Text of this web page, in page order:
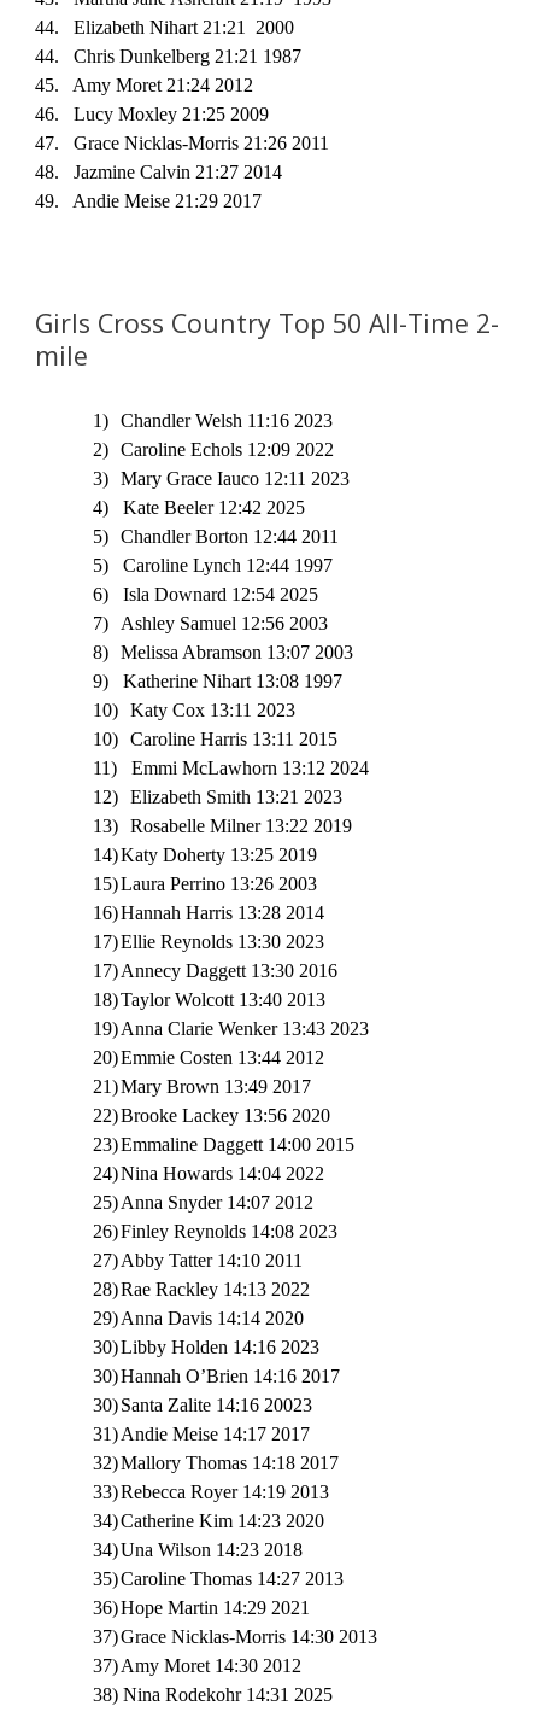
44. Elizabeth Nihart 21:21 2000
44. Chris Dunkelberg 21:21 1987
45. Amy Moret 21:24 2012
46. Lucy Moxley 21:25 2009
47. Grace Nicklas-Morris 21:26 2011
48. Jazmine Calvin 21:27 2014
49. Andie Meise 21:29 2017
Girls Cross Country Top 50 All-Time 2-
mile
1)
Chandler Welsh 11:16 2023
2)
Caroline Echols 12:09 2022
3)
Mary Grace Iauco 12:11 2023
4) Kate Beeler 12:42 2025
5)
Chandler Borton 12:44 2011
5) Caroline Lynch 12:44 1997
6) Isla Downard 12:54 2025
7)
Ashley Samuel 12:56 2003
8)
Melissa Abramson 13:07 2003
9) Katherine Nihart 13:08 1997
10)
Katy Cox 13:11 2023
10)
Caroline Harris 13:11 2015
11) Emmi McLawhorn 13:12 2024
12)
Elizabeth Smith 13:21 2023
13)
Rosabelle Milner 13:22 2019
14)Katy Doherty 13:25 2019
15)Laura Perrino 13:26 2003
16)Hannah Harris 13:28 2014
17)Ellie Reynolds 13:30 2023
17)Annecy Daggett 13:30 2016
18)Taylor Wolcott 13:40 2013
19)Anna Clarie Wenker 13:43 2023
20)Emmie Costen 13:44 2012
21)Mary Brown 13:49 2017
22)Brooke Lackey 13:56 2020
23)Emmaline Daggett 14:00 2015
24)Nina Howards 14:04 2022
25)Anna Snyder 14:07 2012
26)Finley Reynolds 14:08 2023
27)Abby Tatter 14:10 2011
28)Rae Rackley 14:13 2022
29)Anna Davis 14:14 2020
30)Libby Holden 14:16 2023
30)Hannah O’Brien 14:16 2017
30)Santa Zalite 14:16 20023
31)Andie Meise 14:17 2017
32)Mallory Thomas 14:18 2017
33)Rebecca Royer 14:19 2013
34)Catherine Kim 14:23 2020
34)Una Wilson 14:23 2018
35)Caroline Thomas 14:27 2013
36)Hope Martin 14:29 2021
37)Grace Nicklas-Morris 14:30 2013
37)Amy Moret 14:30 2012
38) Nina Rodekohr 14:31 2025